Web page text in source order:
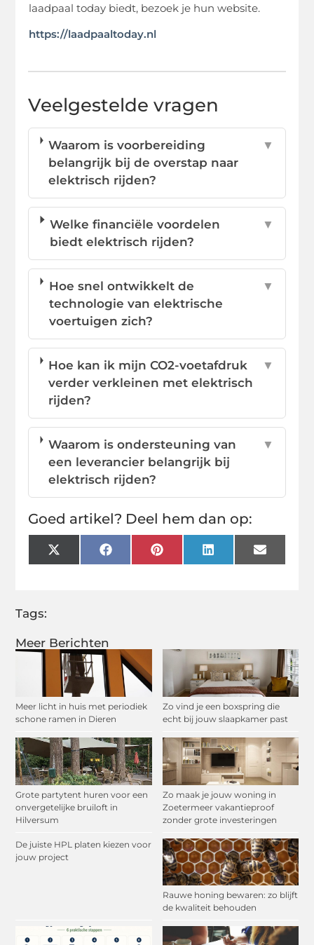
Meer Berichten
Meer licht in huis met periodiek
schone ramen in Dieren
Zo vind je een boxspring die
echt bij jouw slaapkamer past
Grote partytent huren voor een
onvergetelijke bruiloft in
Hilversum
Zo maak je jouw woning in
Zoetermeer vakantieproof
zonder grote investeringen
De juiste HPL platen kiezen voor
jouw project
Rauwe honing bewaren: zo blijft
de kwaliteit behouden
laadpaal today biedt, bezoek je hun website.
https://laadpaaltoday.nl
Veelgestelde vragen
Waarom is voorbereiding
belangrijk bij de overstap naar
elektrisch rijden?
▼
Welke financiële voordelen
biedt elektrisch rijden?
▼
Hoe snel ontwikkelt de
technologie van elektrische
voertuigen zich?
▼
Hoe kan ik mijn CO2-voetafdruk
verder verkleinen met elektrisch
rijden?
▼
Waarom is ondersteuning van
een leverancier belangrijk bij
elektrisch rijden?
▼
Goed artikel? Deel hem dan op:
X
(Twitter)
FacebookPinterestLinkedInEmail
Tags: